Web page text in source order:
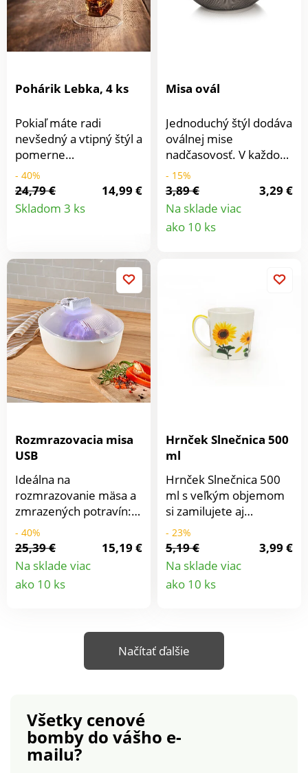
Pohárik Lebka, 4 ks
Pokiaľ máte radi
nevšedný a vtipný štýl a
pomerne
extravagantný dizajn,
sú tieto poháre na
whisky s lebkou vo
vnútri určené práve
lebka pekne vynikne a
vy si užijete poriadnu
jazdu. Vhodné do
umývačky. Materiál:
sklo. Objem: 120 ml.
Rozmery: priemer 8
cm x 8,5 cm.
- 40%
24,79 €
14,99 €
Skladom 3 ks
Detail
Misa ovál
Jednoduchý štýl dodáva
oválnej mise
nadčasovosť. V každom
interiéri sa skvele
vyníma. Ešte lepšie
vyzerá s ovocím alebo
zeleninou. Využívajte ju
podľa svojich predstáv.
akrylu, odolného proti
oválnaNa ovocie,
zeleninu, pečivo, a
i.Antibakteriálny
akrylOdolná proti
- 15%
3,89 €
3,29 €
Na sklade viac
ako 10 ks
Rozmrazovacia misa
USB
Ideálna na
rozmrazovanie mäsa a
zmrazených potravín:
elektrická
rozmrazovacia misa so
zabudovaným
ventilátorom.
Rýchlejšia ako
Praktická aj na sušenie
riadu, umývanie ovocia
- 40%
25,39 €
15,19 €
Na sklade viac
ako 10 ks
Hrnček Slnečnica 500
ml
Hrnček Slnečnica 500
ml s veľkým objemom
si zamilujete aj
vy.Materiál: porcelán.
Objem: 500 ml. Vhodný
do mikrovlnky a
umývačky.
baleniePorcelán500 m
- 23%
5,19 €
3,99 €
Na sklade viac
ako 10 ks
Načítať ďalšie
Všetky cenové
bomby do vášho e-
mailu?